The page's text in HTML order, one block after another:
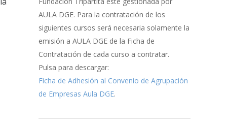
AULA DGE. Para la contratación de los
siguientes cursos será necesaria solamente la
emisión a AULA DGE de la Ficha de
Contratación de cada curso a contratar.
Pulsa para descargar:
Ficha de Adhesión al Convenio de Agrupación
de Empresas Aula DGE.